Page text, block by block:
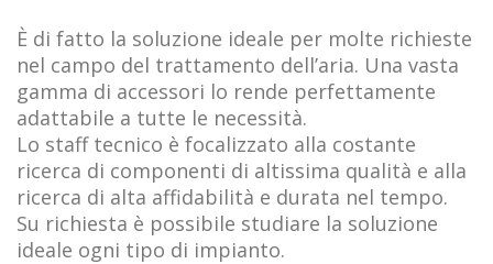
È di fatto la soluzione ideale per molte richieste
nel campo del trattamento dell’aria. Una vasta
gamma di accessori lo rende perfettamente
adattabile a tutte le necessità.
Lo staff tecnico è focalizzato alla costante
ricerca di componenti di altissima qualità e alla
ricerca di alta affidabilità e durata nel tempo.
Su richiesta è possibile studiare la soluzione
ideale ogni tipo di impianto.